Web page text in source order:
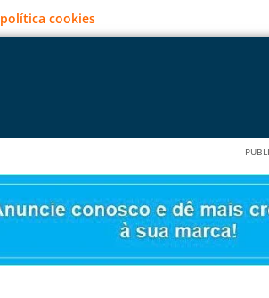
política cookies